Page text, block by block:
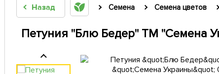
Назад Семена Семена цветов
Петуния "Блю Бедер" ТМ "Семена